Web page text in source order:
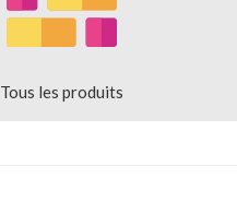
Tous les produits